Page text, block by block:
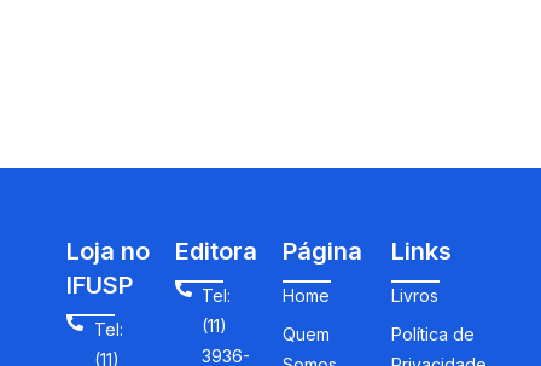
Loja no
IFUSP
Tel:
(11)
Editora
Tel:
(11)
3936-
Página
Home
Quem
Links
Livros
Política de